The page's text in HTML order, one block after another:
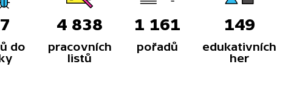
do
4 838
pracovních
listů
1 161
pořadů
149
edukativních
her